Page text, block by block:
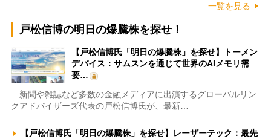
一覧を見る
戸松信博の明日の爆騰株を探せ！
【戸松信博氏「明日の爆騰株」を探せ】トーメン
デバイス：サムスンを通じて世界のAIメモリ需
要…
新聞や雑誌など多数の金融メディアに出演するグローバルリン
クアドバイザーズ代表の戸松信博氏が、最新…
【戸松信博氏「明日の爆騰株」を探せ】レーザーテック：最先